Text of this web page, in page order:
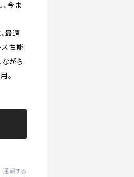
今ま
最適
ス性能
ながら
。
通報する